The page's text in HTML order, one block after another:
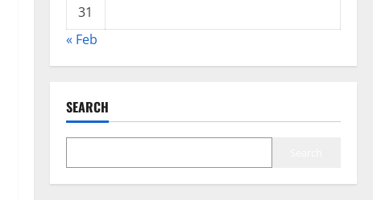
31
« Feb
SEARCH